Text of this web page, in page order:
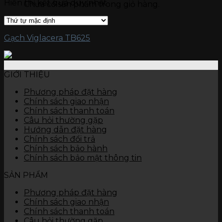
Gạch ốp tường
Đá nung kết Vasta 120 x 280
Gạch kích thước 80 x 120
Gạch kích thước 60 x 120
Gạch kích thước 45 x 90
Gạch kích thước 40 x 80
Gạch kích thước 30 x 90
Gạch kích thước 30 x 60
Gạch kích thước 30 x 45
Gạch kích thước 25 x 50
Gạch kích thước 25 x 40
Gạch kích thước 10 x 30
Thiết bị vệ sinh
Bàn cầu
Các thiết bị khác
Gạch Viglacera TB625
GIỚI THIỆU
Phương pháp đặt hàng
Chính sách giao nhận
Chính sách thanh toán
Câu hỏi thường gặp
Hướng dẫn đặt hàng
Chính sách đổi trả
Chính sách bảo hành
Chính sách bảo mật thông tin
SẢN PHẨM
Phương pháp đặt hàng
Chính sách giao nhận
Chính sách thanh toán